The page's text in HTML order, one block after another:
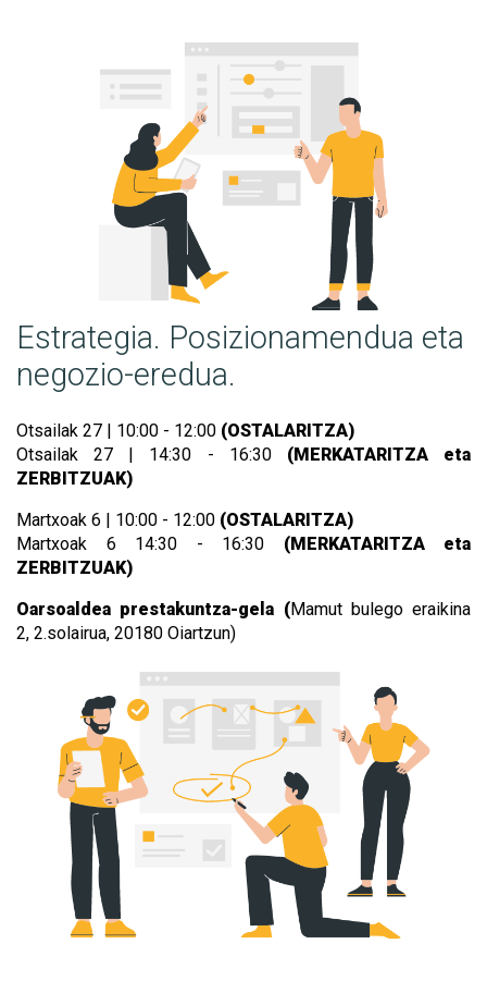
Estrategia. Posizionamendua eta
negozio-eredua.
Otsailak 27 | 10:00 - 12:00 (OSTALARITZA)
Otsailak 27 | 14:30 - 16:30 (MERKATARITZA eta
ZERBITZUAK)
Martxoak 6 | 10:00 - 12:00 (OSTALARITZA)
Martxoak 6 14:30 - 16:30 (MERKATARITZA eta
ZERBITZUAK)
Oarsoaldea prestakuntza-gela (Mamut bulego eraikina
2, 2.solairua, 20180 Oiartzun)